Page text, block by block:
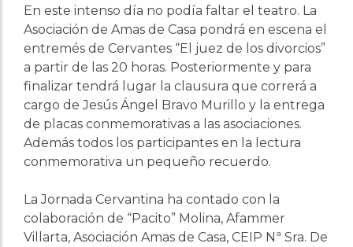
En este intenso día no podía faltar el teatro. La
Asociación de Amas de Casa pondrá en escena el
entremés de Cervantes “El juez de los divorcios”
a partir de las 20 horas. Posteriormente y para
finalizar tendrá lugar la clausura que correrá a
cargo de Jesús Ángel Bravo Murillo y la entrega
de placas conmemorativas a las asociaciones.
Además todos los participantes en la lectura
conmemorativa un pequeño recuerdo.
La Jornada Cervantina ha contado con la
colaboración de “Pacito” Molina, Afammer
Villarta, Asociación Amas de Casa, CEIP Nª Sra. De